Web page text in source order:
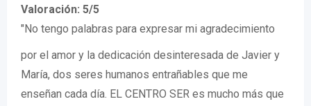
Valoración: 5/5
"No tengo palabras para expresar mi agradecimiento
por el amor y la dedicación desinteresada de Javier y
María, dos seres humanos entrañables que me
enseñan cada día. EL CENTRO SER es mucho más que